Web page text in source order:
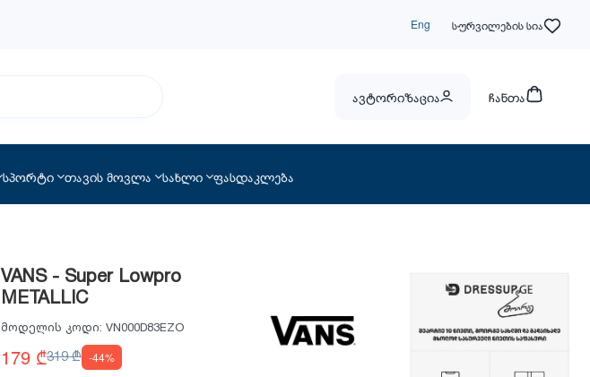
Eng სურვილების სია
ავტორიზაცია ჩანთა
სპორტი თავის მოვლა სახლი ფასდაკლება
VANS - Super Lowpro
METALLIC
მოდელის კოდი: VN000D83EZO
179 ₾319 ₾ -44%